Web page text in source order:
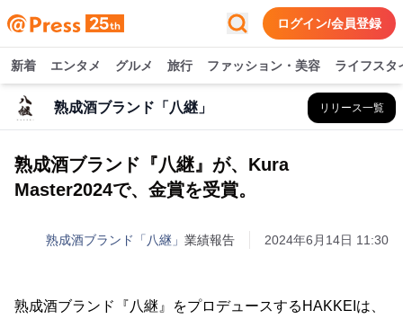
ログイン/会員登録
新着 エンタメ グルメ 旅行 ファッション・美容 ライフスタ
熟成酒ブランド「八継」 リリース一覧
熟成酒ブランド『八継』が、Kura
Master2024で、金賞を受賞。
熟成酒ブランド「八継」 業績報告 2024年6月14日 11:30
熟成酒ブランド『八継』をプロデュースするHAKKEIは、